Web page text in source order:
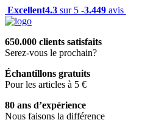
Excellent4.3 sur 5 -3.449 avis
650.000 clients satisfaits
Serez-vous le prochain?
Échantillons gratuits
Pour les articles à 5 €
80 ans d’expérience
Nous faisons la différence